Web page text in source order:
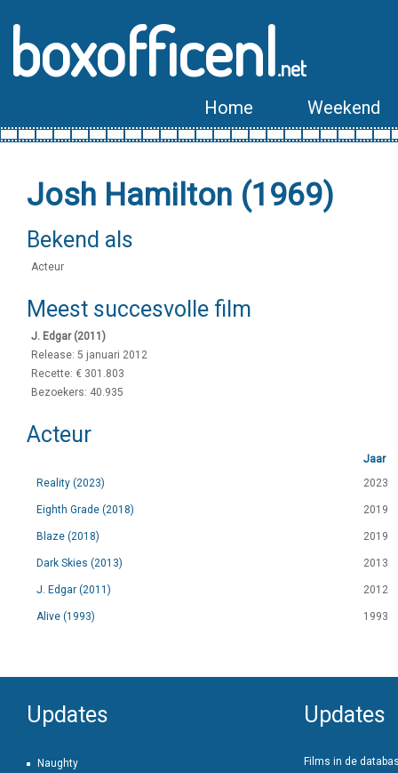
boxofficenl.net
Home Weekend
Josh Hamilton (1969)
Bekend als
Acteur
Meest succesvolle film
J. Edgar (2011)
Release: 5 januari 2012
Recette: € 301.803
Bezoekers: 40.935
Acteur
Jaar
Reality (2023)
2023
Eighth Grade (2018) 2019
Blaze (2018) 2019
Dark Skies (2013) 2013
J. Edgar (2011) 2012
Alive (1993) 1993
Updates
Naughty
Updates
Films in de